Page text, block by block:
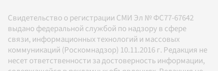
Свидетельство о регистрации СМИ Эл № ФС77-67642
выдано федеральной службой по надзору в сфере
связи, информационных технологий и массовых
коммуникаций (Роскомнадзор) 10.11.2016 г. Редакция не
несет ответственности за достоверность информации,